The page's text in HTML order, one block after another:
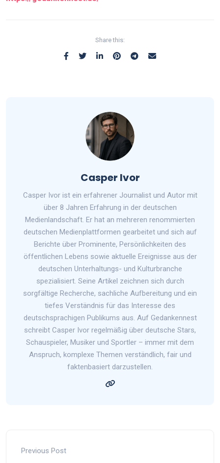
Share this:
Casper Ivor
Casper Ivor ist ein erfahrener Journalist und Autor mit
über 8 Jahren Erfahrung in der deutschen
Medienlandschaft. Er hat an mehreren renommierten
deutschen Medienplattformen gearbeitet und sich auf
Berichte über Prominente, Persönlichkeiten des
öffentlichen Lebens sowie aktuelle Ereignisse aus der
deutschen Unterhaltungs- und Kulturbranche
spezialisiert. Seine Artikel zeichnen sich durch
sorgfältige Recherche, sachliche Aufbereitung und ein
tiefes Verständnis für das Interesse des
deutschsprachigen Publikums aus. Auf Gedankennest
schreibt Casper Ivor regelmäßig über deutsche Stars,
Schauspieler, Musiker und Sportler – immer mit dem
Anspruch, komplexe Themen verständlich, fair und
faktenbasiert darzustellen.
Previous Post